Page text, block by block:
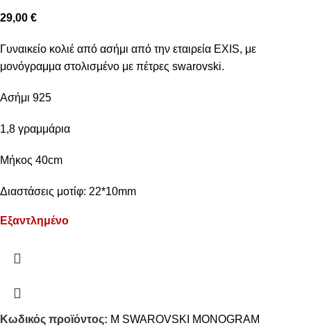
29,00 €
Γυναικείο κολιέ από ασήμι από την εταιρεία EXIS, με
μονόγραμμα στολισμένο με πέτρες swarovski.
Ασήμι 925
1,8 γραμμάρια
Μήκος 40cm
Διαστάσεις μοτίφ: 22*10mm
Εξαντλημένο
Κωδικός προϊόντος: M SWAROVSKI MONOGRAM